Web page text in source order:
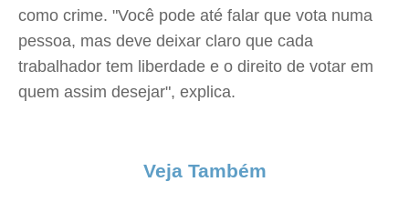
como crime. "Você pode até falar que vota numa
pessoa, mas deve deixar claro que cada
trabalhador tem liberdade e o direito de votar em
quem assim desejar", explica.
Veja Também